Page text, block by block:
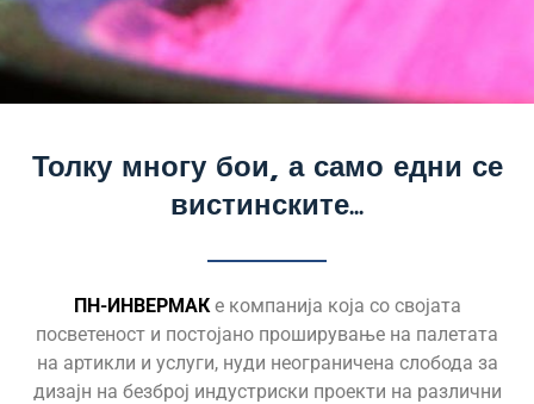
Прашкасти бои
Толку многу бои, а само едни се
вистинските...
ПН-ИНВЕРМАКе компанија која со својата
посветеност и постојано проширување на палетата
на артикли и услуги, нуди неограничена слобода за
дизајн на безброј индустриски проекти на различни